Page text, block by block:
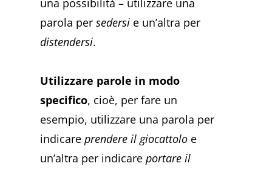
una possibilità – utilizzare una
parola persedersi e un’altra per
distendersi.
Utilizzare parole in modo
specifico, cioè, per fare un
esempio, utilizzare una parola per
indicareprendere il giocattolo e
un’altra per indicareportare il